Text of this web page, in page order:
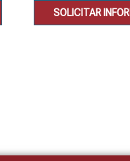
SOLICITAR